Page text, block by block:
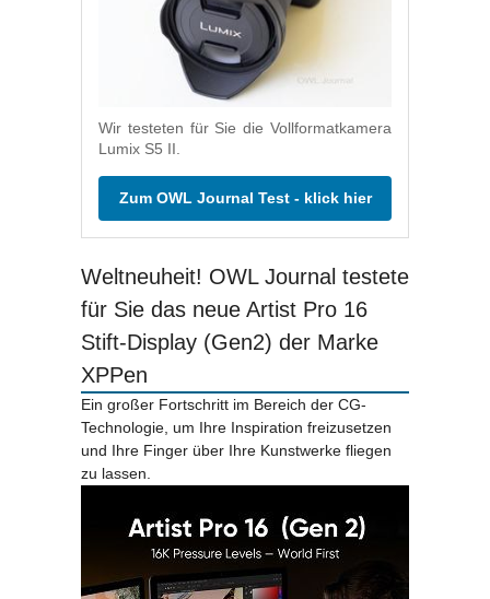
Wir testeten für Sie die Vollformatkamera
Lumix S5 II.
Zum OWL Journal Test - klick hier
Weltneuheit! OWL Journal testete
für Sie das neue Artist Pro 16
Stift-Display (Gen2) der Marke
XPPen
Ein großer Fortschritt im Bereich der CG-
Technologie, um Ihre Inspiration freizusetzen
und Ihre Finger über Ihre Kunstwerke fliegen
zu lassen.